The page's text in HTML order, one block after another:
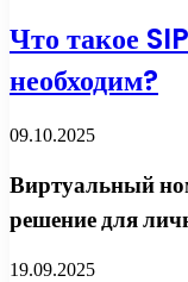
Что такое
необходим?
09.10.2025
Виртуальный
решение для
19.09.2025